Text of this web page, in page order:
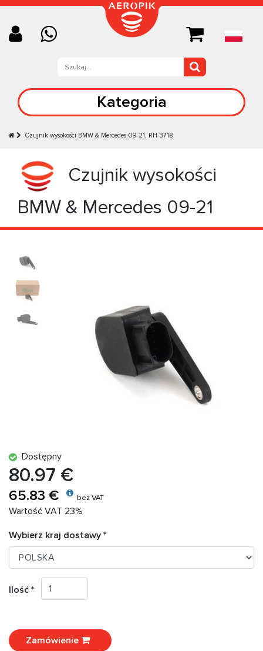
Kategoria
Czujnik wysokości BMW & Mercedes 09-21, RH-3718
Czujnik wysokości
BMW & Mercedes 09-21
Dostępny
80.97 €
65.83 € bez VAT
Wartość VAT 23%
Wybierz kraj dostawy *
Ilość *
Zamówienie